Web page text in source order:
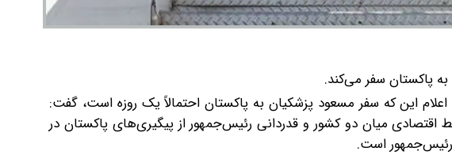
پاکستان سفر می‌کند.
این که سفر مسعود پزشکیان به پاکستان احتمالاً یک روزه است، گفت:
میان دو کشور و قدردانی رئیس‌جمهور از پیگیری‌های پاکستان در
رئیس‌جمهور است.